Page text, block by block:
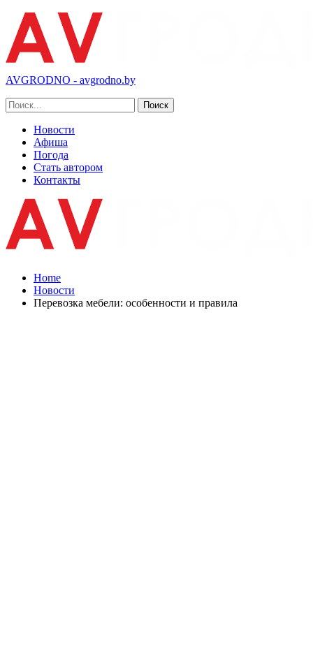
AVGRODNO - avgrodno.by
Новости
Афиша
Погода
Стать автором
Контакты
Home
Новости
Перевозка мебели: особенности и правила